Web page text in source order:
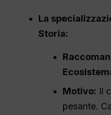
La
Storia:
Motivo: Il
pesante.